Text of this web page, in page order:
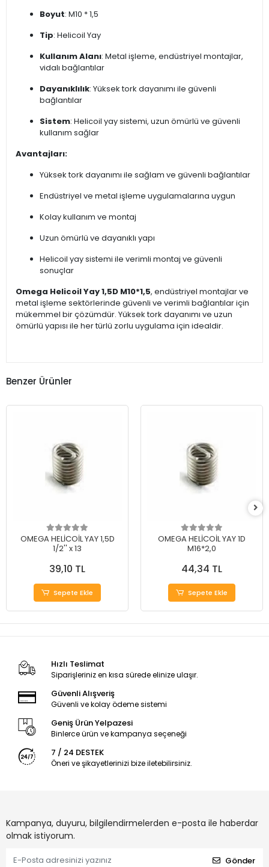
Boyut: M10 * 1,5
Tip: Helicoil Yay
Kullanım Alanı: Metal işleme, endüstriyel montajlar,
vidalı bağlantılar
Dayanıklılık: Yüksek tork dayanımı ile güvenli
bağlantılar
Sistem: Helicoil yay sistemi, uzun ömürlü ve güvenli
kullanım sağlar
Avantajları:
Yüksek tork dayanımı ile sağlam ve güvenli bağlantılar
Endüstriyel ve metal işleme uygulamalarına uygun
Kolay kullanım ve montaj
Uzun ömürlü ve dayanıklı yapı
Helicoil yay sistemi ile verimli montaj ve güvenli
sonuçlar
Omega Helicoil Yay 1,5D M10*1,5, endüstriyel montajlar ve
metal işleme sektörlerinde güvenli ve verimli bağlantılar için
mükemmel bir çözümdür. Yüksek tork dayanımı ve uzun
ömürlü yapısı ile her türlü zorlu uygulama için idealdir.
Benzer Ürünler
OMEGA HELİCOİL YAY 1,5D
1/2'' x 13
39,10 TL
Sepete Ekle
OMEGA HELİCOİL YAY 1D
M16*2,0
44,34 TL
Sepete Ekle
Hızlı Teslimat
Siparişleriniz en kısa sürede elinize ulaşır.
Güvenli Alışveriş
Güvenli ve kolay ödeme sistemi
Geniş Ürün Yelpazesi
Binlerce ürün ve kampanya seçeneği
7 / 24 DESTEK
Öneri ve şikayetlerinizi bize iletebilirsiniz.
Kampanya, duyuru, bilgilendirmelerden e-posta ile haberdar
olmak istiyorum.
Gönder